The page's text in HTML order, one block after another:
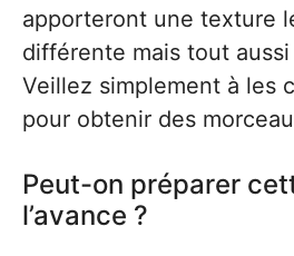
apporteront une texture
différente mais tout
Veillez simplement à les
pour obtenir des
Peut-on préparer
l’avance ?